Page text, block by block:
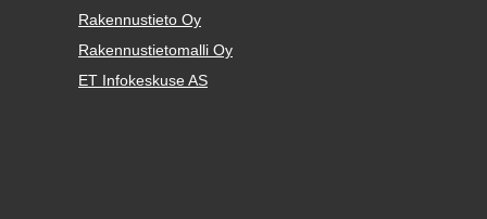
Rakennustieto Oy
Rakennustietomalli Oy
ET Infokeskuse AS